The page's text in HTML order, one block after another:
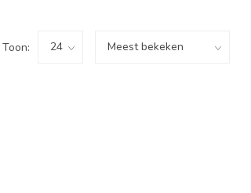
Toon: